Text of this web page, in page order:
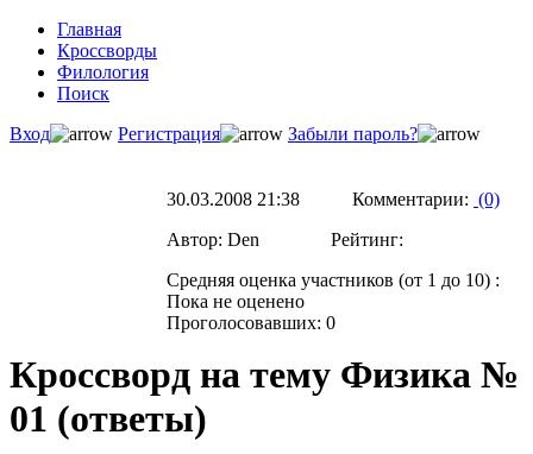
Главная
Кроссворды
Филология
Поиск
Вход
Регистрация Забыли пароль?
30.03.2008 21:38 Комментарии: (0)
Автор: Den Рейтинг:
Средняя оценка участников (от 1 до 10) :
Пока не оценено
Проголосовавших: 0
Кроссворд на тему Физика №
01 (ответы)